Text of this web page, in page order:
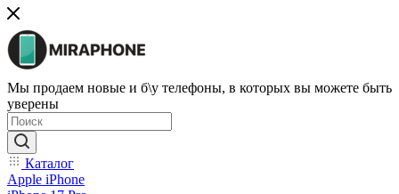
Мы продаем новые и б\у телефоны, в которых вы можете быть
уверены
Каталог
Apple iPhone